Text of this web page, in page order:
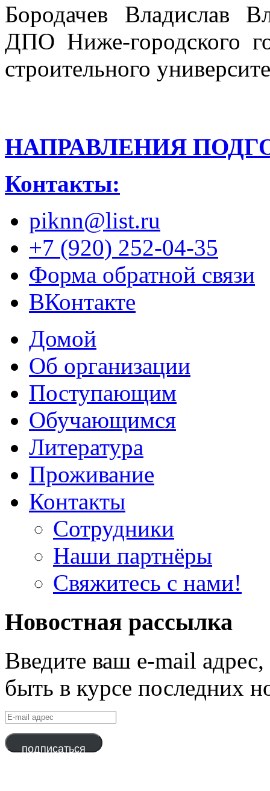
Бородачев Владислав
ДПО Ниже-городского
строительного
НАПРАВЛЕНИЯ
Контакты:
piknn@list.ru
+7 (920) 252-04-35
Форма обратной связи
ВКонтакте
Домой
Об организации
Поступающим
Обучающимся
Литература
Проживание
Контакты
Сотрудники
Наши партнёры
Свяжитесь с нами!
Новостная рассылка
Введите ваш e-mail
быть в курсе последних
E-
mail
адрес
подписаться